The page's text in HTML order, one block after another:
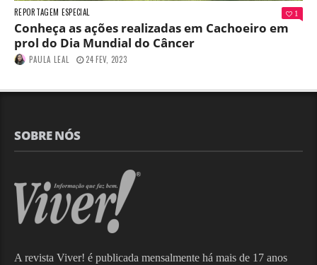
REPORTAGEM ESPECIAL 1
Conheça as ações realizadas em Cachoeiro em
prol do Dia Mundial do Câncer
PAULA LEAL 24 FEV, 2023
SOBRE NÓS
A revista Viver! é publicada mensalmente há mais de 17 anos